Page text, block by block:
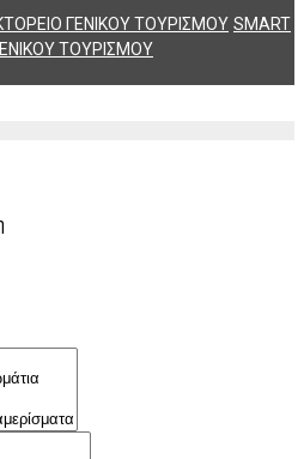
SMART
ΤΟΥΡΙΣΜΟΥ